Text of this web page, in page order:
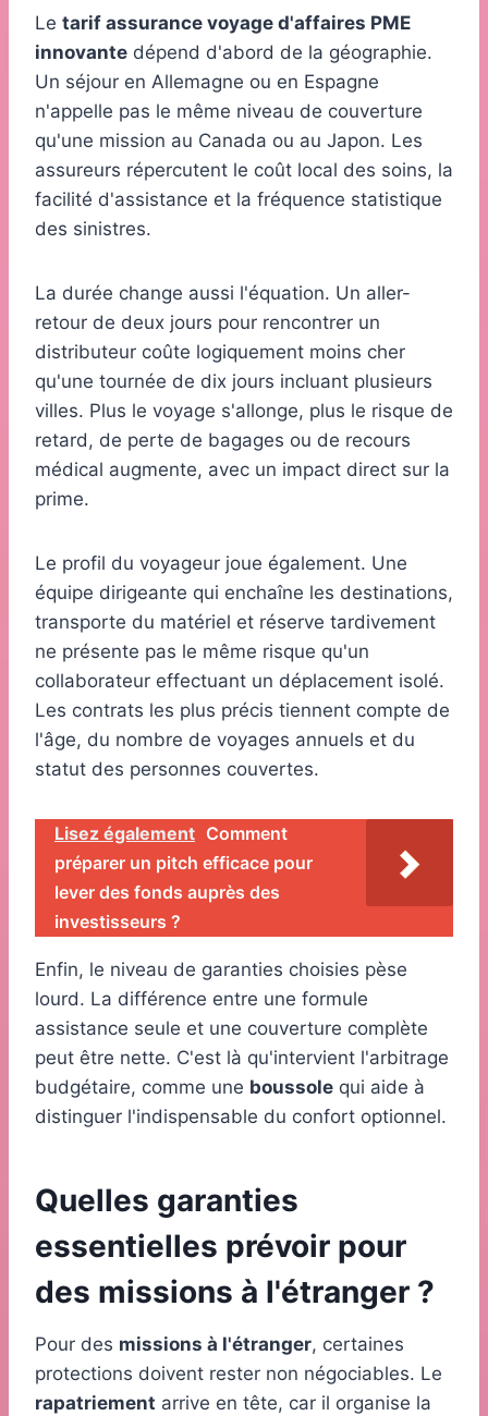
Le tarif assurance voyage d'affaires PME
innovante dépend d'abord de la géographie.
Un séjour en Allemagne ou en Espagne
n'appelle pas le même niveau de couverture
qu'une mission au Canada ou au Japon. Les
assureurs répercutent le coût local des soins, la
facilité d'assistance et la fréquence statistique
des sinistres.
La durée change aussi l'équation. Un aller-
retour de deux jours pour rencontrer un
distributeur coûte logiquement moins cher
qu'une tournée de dix jours incluant plusieurs
villes. Plus le voyage s'allonge, plus le risque de
retard, de perte de bagages ou de recours
médical augmente, avec un impact direct sur la
prime.
Le profil du voyageur joue également. Une
équipe dirigeante qui enchaîne les destinations,
transporte du matériel et réserve tardivement
ne présente pas le même risque qu'un
collaborateur effectuant un déplacement isolé.
Les contrats les plus précis tiennent compte de
l'âge, du nombre de voyages annuels et du
statut des personnes couvertes.
Lisez également Comment
préparer un pitch efficace pour
lever des fonds auprès des
investisseurs ?
Enfin, le niveau de garanties choisies pèse
lourd. La différence entre une formule
assistance seule et une couverture complète
peut être nette. C'est là qu'intervient l'arbitrage
budgétaire, comme une boussole qui aide à
distinguer l'indispensable du confort optionnel.
Quelles garanties
essentielles prévoir pour
des missions à l'étranger ?
Pour des missions à l'étranger, certaines
protections doivent rester non négociables. Le
rapatriement arrive en tête, car il organise la